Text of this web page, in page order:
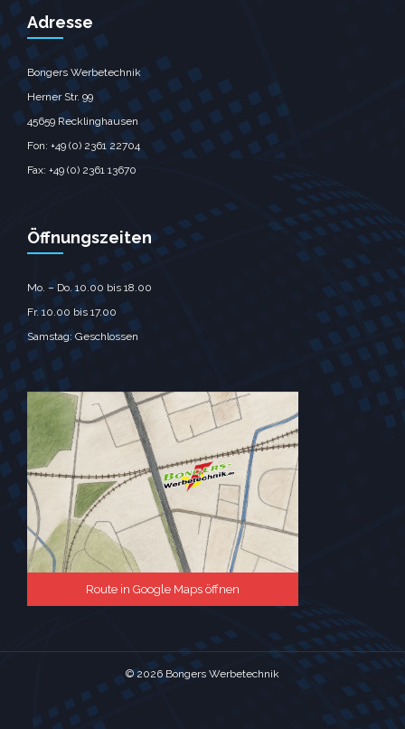
Adresse
Bongers Werbetechnik
Herner Str. 99
45659 Recklinghausen
Fon: +49 (0) 2361 22704
Fax: +49 (0) 2361 13670
Öffnungszeiten
Mo. – Do. 10.00 bis 18.00
Fr. 10.00 bis 17.00
Samstag: Geschlossen
Route in Google Maps öffnen
© 2026 Bongers Werbetechnik